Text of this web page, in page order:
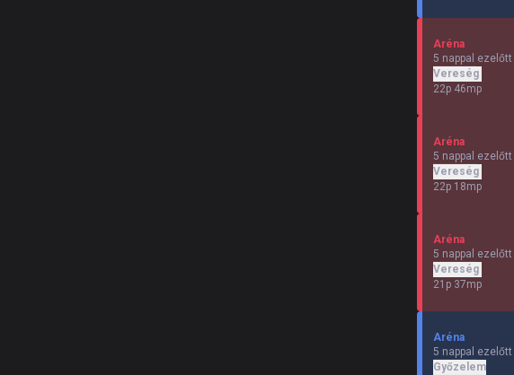
Aréna
5 nappal ezelőtt
Vereség
22p 46mp
Aréna
5 nappal ezelőtt
Vereség
22p 18mp
Aréna
5 nappal ezelőtt
Vereség
21p 37mp
Aréna
5 nappal ezelőtt
Győzelem